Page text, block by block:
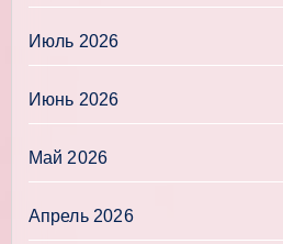
Июль 2026
Июнь 2026
Май 2026
Апрель 2026